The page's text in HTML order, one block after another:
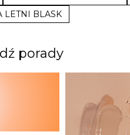
LETNI BLASK
porady